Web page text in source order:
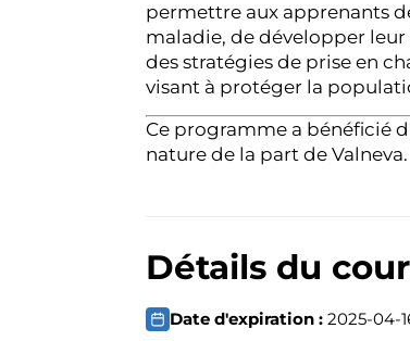
permettre aux apprenants
maladie, de développer
des stratégies de prise en
visant à protéger la
Ce programme a bénéficié
nature de la part de Valneva.
Détails du
Date d'expiration :2025-04-